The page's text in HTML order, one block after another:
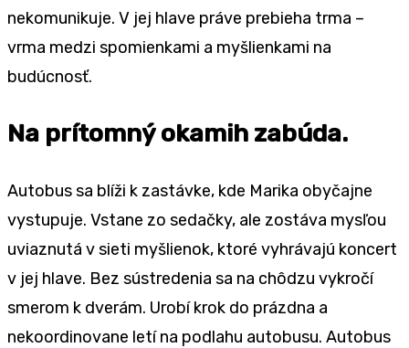
nekomunikuje. V jej hlave práve prebieha trma –
vrma medzi spomienkami a myšlienkami na
budúcnosť.
Na prítomný okamih zabúda.
Autobus sa blíži k zastávke, kde Marika obyčajne
vystupuje. Vstane zo sedačky, ale zostáva mysľou
uviaznutá v sieti myšlienok, ktoré vyhrávajú koncert
v jej hlave. Bez sústredenia sa na chôdzu vykročí
smerom k dverám. Urobí krok do prázdna a
nekoordinovane letí na podlahu autobusu. Autobus